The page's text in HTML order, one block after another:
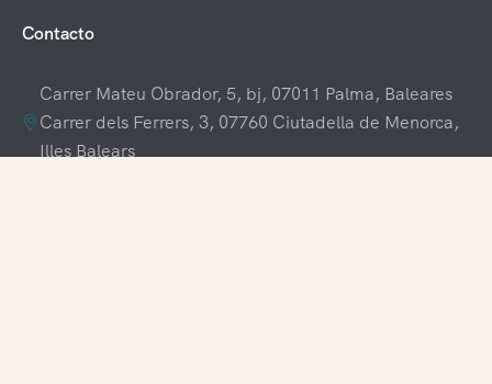
Contacto
Carrer Mateu Obrador, 5, bj, 07011 Palma, Baleares
Carrer dels Ferrers, 3, 07760 Ciutadella de Menorca,
Illes Balears